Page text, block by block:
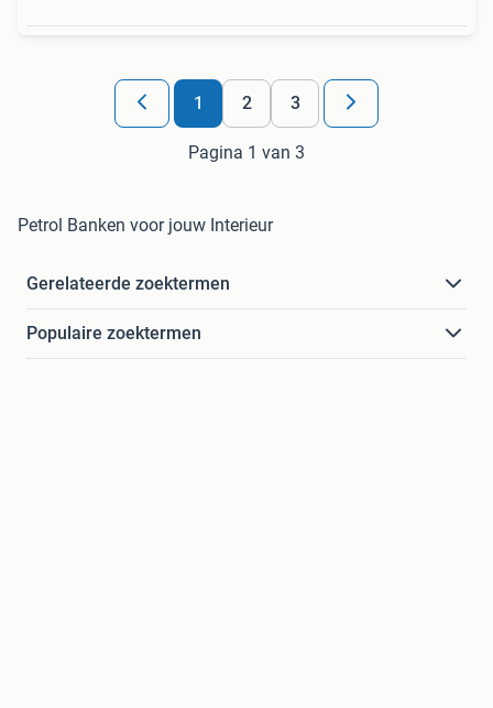
1 2 3
Pagina 1 van 3
Petrol Banken voor jouw Interieur
Gerelateerde zoektermen
Populaire zoektermen